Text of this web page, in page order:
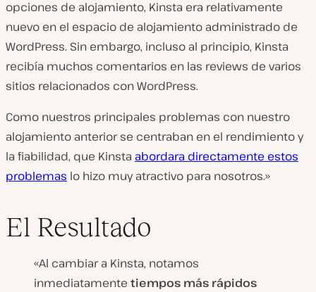
opciones de alojamiento, Kinsta era relativamente
nuevo en el espacio de alojamiento administrado de
WordPress. Sin embargo, incluso al principio, Kinsta
recibía muchos comentarios en las reviews de varios
sitios relacionados con WordPress.
Como nuestros principales problemas con nuestro
alojamiento anterior se centraban en el rendimiento y
la fiabilidad, que Kinsta abordara directamente estos
problemas lo hizo muy atractivo para nosotros.»
El Resultado
«Al cambiar a Kinsta, notamos
inmediatamente tiempos más rápidos